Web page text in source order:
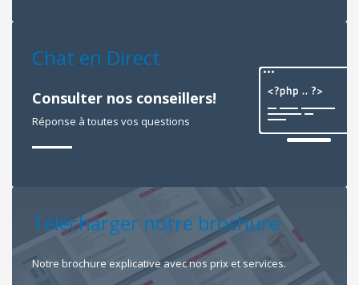
Chat en Direct
Consulter nos conseillers!
Réponse à toutes vos questions
Télécharger notre brochure
Notre brochure explicative avec nos prix et services.